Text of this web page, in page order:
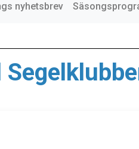
nyhetsbrev